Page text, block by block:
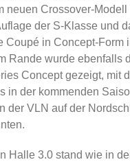
neuen Crossover-Modell
der S-Klasse und
Coupé in Concept-Form
Rande wurde ebenfalls
Concept gezeigt, mit
in der kommenden
der VLN auf der
Halle 3.0 stand wie in